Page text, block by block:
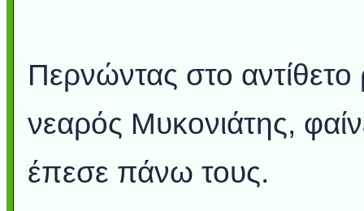
Περνώντας στο
νεαρός Μυκονιάτης,
έπεσε πάνω τους.